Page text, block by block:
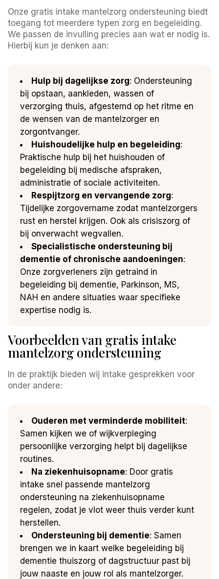
Onze gratis intake mantelzorg ondersteuning biedt
toegang tot meerdere typen zorg en begeleiding.
We passen de invulling precies aan wat er nodig is.
Hierbij kun je denken aan:
Hulp bij dagelijkse zorg: Ondersteuning
bij opstaan, aankleden, wassen of
verzorging thuis, afgestemd op het ritme en
de wensen van de mantelzorger en
zorgontvanger.
Huishoudelijke hulp en begeleiding:
Praktische hulp bij het huishouden of
begeleiding bij medische afspraken,
administratie of sociale activiteiten.
Respijtzorg en vervangende zorg:
Tijdelijke zorgovername zodat mantelzorgers
rust en herstel krijgen. Ook als crisiszorg of
bij onverwacht wegvallen.
Specialistische ondersteuning bij
dementie of chronische aandoeningen:
Onze zorgverleners zijn getraind in
begeleiding bij dementie, Parkinson, MS,
NAH en andere situaties waar specifieke
expertise nodig is.
Voorbeelden van gratis intake
mantelzorg ondersteuning
In de praktijk bieden wij intake gesprekken voor
onder andere:
Ouderen met verminderde mobiliteit:
Samen kijken we of wijkverpleging
persoonlijke verzorging helpt bij dagelijkse
routines.
Na ziekenhuisopname: Door gratis
intake snel passende mantelzorg
ondersteuning na ziekenhuisopname
regelen, zodat je vlot weer thuis verder kunt
herstellen.
Ondersteuning bij dementie: Samen
brengen we in kaart welke begeleiding bij
dementie thuiszorg of dagstructuur past bij
jouw naaste en jouw rol als mantelzorger.